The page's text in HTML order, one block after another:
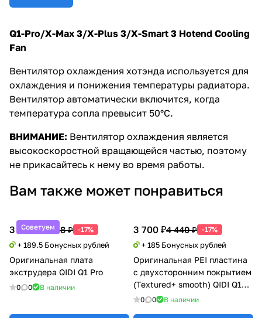
Q1-Pro/X-Max 3/X-Plus 3/X-Smart 3 Hotend Cooling
Fan
Вентилятор охлаждения хотэнда используется для
охлаждения и понижения температуры радиатора.
Вентилятор автоматически включится, когда
температура сопла превысит 50°C.
ВНИМАНИЕ: Вентилятор охлаждения является
высокоскоростной вращающейся частью, поэтому
не прикасайтесь к нему во время работы.
Вам также может понравиться
Советуем
3 790 ₽4 548 ₽ -17%
+ 189.5 Бонусных рублей
Оригинальная плата
экструдера QIDI Q1 Pro
0 0 В наличии
3 700 ₽4 440 ₽ -17%
+ 185 Бонусных рублей
Оригинальная PEI пластина
с двухсторонним покрытием
(Textured+ smooth) QIDI Q1
Pro
0 0 В наличии